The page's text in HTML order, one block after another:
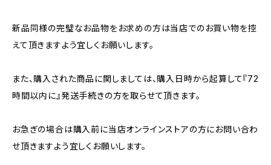
新品同様の完璧なお品物をお求めの方は当店でのお買い物を控
えて頂きますよう宜しくお願いします。
また、購入された商品に関しましては、購入日時から起算して『72
時間以内に』発送手続きの方を取らせて頂きます。
お急ぎの場合は購入前に当店オンラインストアの方にお問い合わ
せ頂きますよう宜しくお願いします。